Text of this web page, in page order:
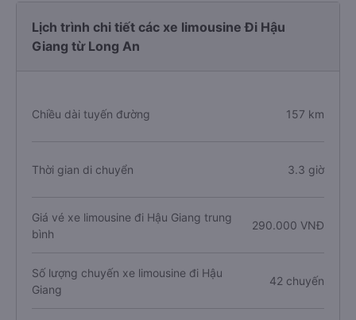
Lịch trình chi tiết các xe limousine Đi Hậu
Giang từ Long An
Chiều dài tuyến đường 157 km
Thời gian di chuyển 3.3 giờ
Giá vé xe limousine đi Hậu Giang trung
bình
290.000 VNĐ
Số lượng chuyến xe limousine đi Hậu
Giang
42 chuyến